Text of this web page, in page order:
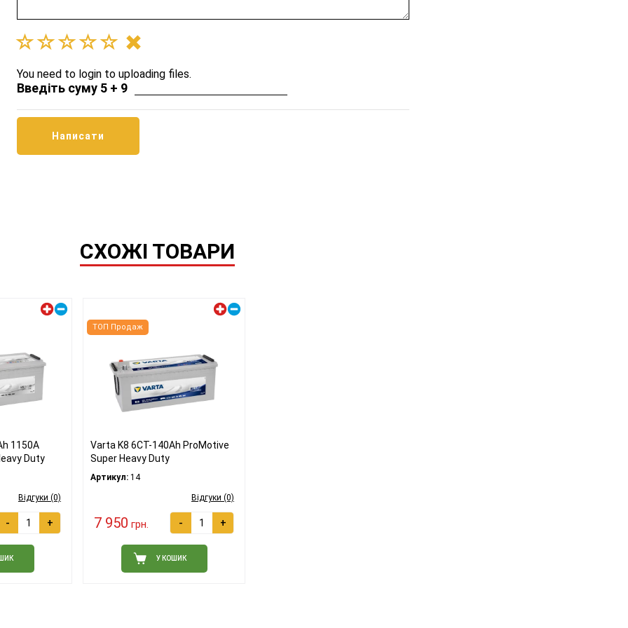
You need to login to uploading files.
Введіть суму 5 + 9
СХОЖІ ТОВАРИ
1150A
Duty
Відгуки (0)
- +
ТОП Продаж
Varta K8 6СТ-140Ah ProMotive
Super Heavy Duty
Артикул: 14
Відгуки (0)
7 950 грн. - +
У КОШИК